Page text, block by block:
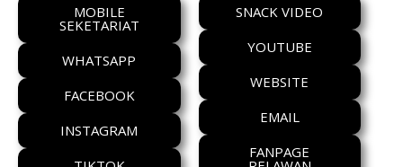
MOBILE
SEKETARIAT
WHATSAPP
FACEBOOK
INSTAGRAM
SNACK VIDEO
YOUTUBE
WEBSITE
EMAIL
FANPAGE